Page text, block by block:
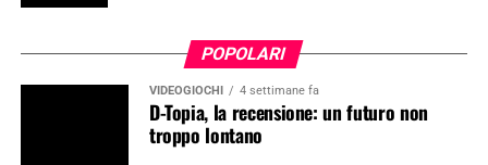
POPOLARI
VIDEOGIOCHI 4 settimane fa
D-Topia, la recensione: un futuro non
troppo lontano